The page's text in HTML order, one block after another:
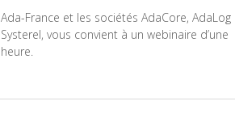
Ada-France et les sociétés AdaCore, AdaLog
Systerel, vous convient à un webinaire d’une
heure.